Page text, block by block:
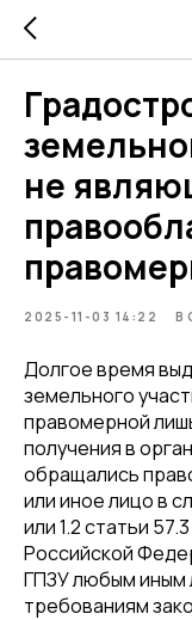
не
2025-11-03 14:22
Долгое время
земельного
правомерной
получения в
обращались
или иное лицо в
или 1.2 статьи
Российской
ГПЗУ любым иным
требованиям